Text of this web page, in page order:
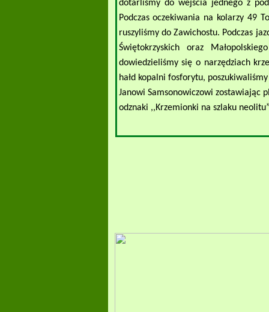
dotarliśmy do wejścia jednego z
Podczas oczekiwania na kolarzy 49
ruszyliśmy do Zawichostu. Podczas
Świętokrzyskich oraz
dowiedzieliśmy się o narzędziach
hałd kopalni fosforytu,
Janowi Samsonowiczowi zostawiając
odznaki ,,Krzemionki na szlaku